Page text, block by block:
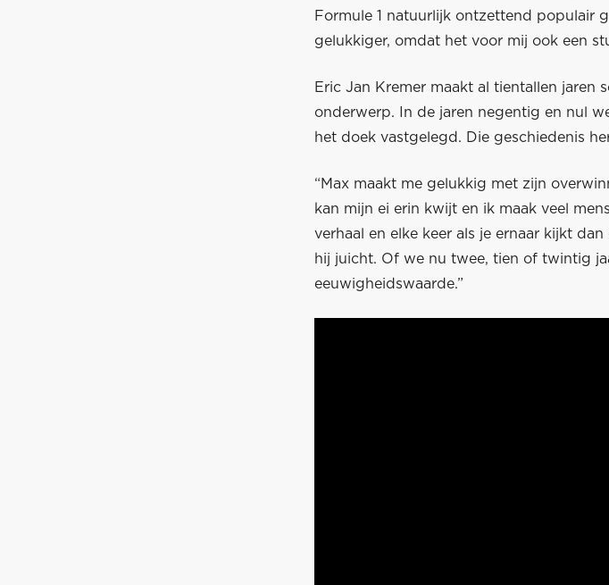
Formule 1 natuurlijk ontzettend populair
gelukkiger, omdat het voor mij ook een
Eric Jan Kremer maakt al tientallen jaren
onderwerp. In de jaren negentig en nul
het doek vastgelegd. Die geschiedenis
“Max maakt me gelukkig met zijn
kan mijn ei erin kwijt en ik maak veel
verhaal en elke keer als je ernaar kijkt
hij juicht. Of we nu twee, tien of twintig
eeuwigheidswaarde.”